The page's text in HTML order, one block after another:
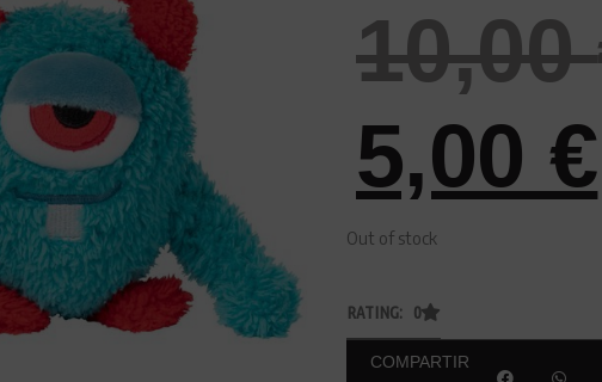
10,00
5,00 €
Out of stock
RATING: 0
COMPARTIR